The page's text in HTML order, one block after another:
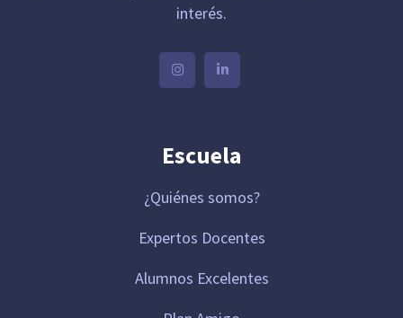
interés.
Escuela
¿Quiénes somos?
Expertos Docentes
Alumnos Excelentes